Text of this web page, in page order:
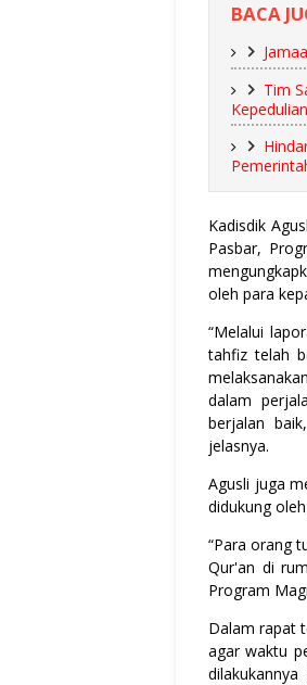
BACA
Tim
Kadisdik
Pasbar,
oleh para
“Melalui
tahfiz telah
dalam
berjalan
jelasnya.
Agusli juga
didukung
“Para orang
Qur'an di
Program
Dalam rapat
agar waktu